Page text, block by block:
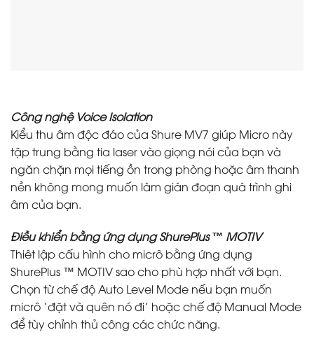
Công nghệ Voice Isolation
Kiểu thu âm độc đáo của Shure MV7 giúp Micro này
tập trung bằng tia laser vào giọng nói của bạn và
ngăn chặn mọi tiếng ồn trong phòng hoặc âm thanh
nền không mong muốn làm gián đoạn quá trình ghi
âm của bạn.
Điều khiển bằng ứng dụng ShurePlus ™ MOTIV
Thiêt lập cấu hình cho micrô bằng ứng dụng
ShurePlus ™ MOTIV sao cho phù hợp nhất với bạn.
Chọn từ chế độ Auto Level Mode nếu bạn muốn
micrô ‘đặt và quên nó đi’ hoặc chế độ Manual Mode
để tùy chỉnh thủ công các chức năng.